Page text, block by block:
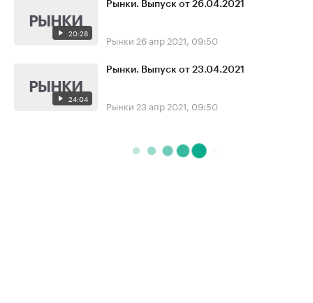
20:28
Рынки. Выпуск от 26.04.2021
Рынки 26 апр 2021, 09:50
24:04
Рынки. Выпуск от 23.04.2021
Рынки 23 апр 2021, 09:50